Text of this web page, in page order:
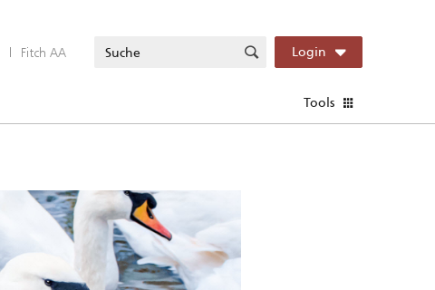
| Fitch AA Login
Tools